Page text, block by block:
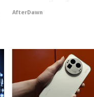
AfterDawn